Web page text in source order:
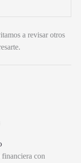
a revisar otros
financiera con